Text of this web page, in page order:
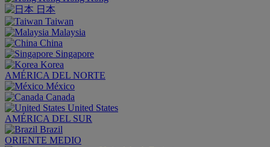
日本
Taiwan
Malaysia
China
Singapore
Korea
AMÉRICA DEL NORTE
México
Canada
United States
AMÉRICA DEL SUR
Brazil
ORIENTE MEDIO